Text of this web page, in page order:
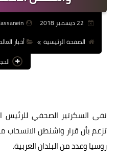
الصفحة الرئيسية
أخبار
نفى السكرتير الصحفي للرئيس
تزعم بأن قرار واشنطن الانسحاب
روسيا وعدد من البلدان العربية.